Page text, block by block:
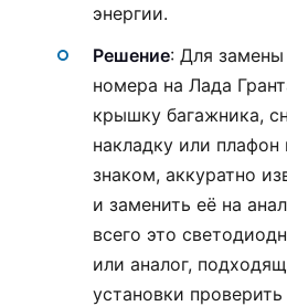
энергии.
Решение: Для
номера на Лада
крышку багажника,
накладку или
знаком, аккуратно
и заменить её на
всего это
или аналог,
установки